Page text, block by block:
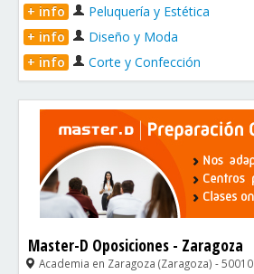
+ info
Peluquería y Estética
+ info
Diseño y Moda
+ info
Corte y Confección
Master-D Oposiciones - Zaragoza
Academia en Zaragoza (Zaragoza) - 50010